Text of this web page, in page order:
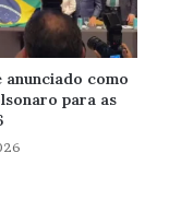
como
para as